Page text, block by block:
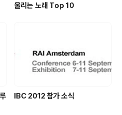
울리는 노래 Top 10
IBC 2012 참가 소식